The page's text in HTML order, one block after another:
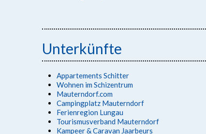
Unterkünfte
Appartements Schitter
Wohnen im Schizentrum
Mauterndorf.com
Campingplatz Mauterndorf
Ferienregion Lungau
Tourismusverband Mauterndorf
Kampeer & Caravan Jaarbeurs